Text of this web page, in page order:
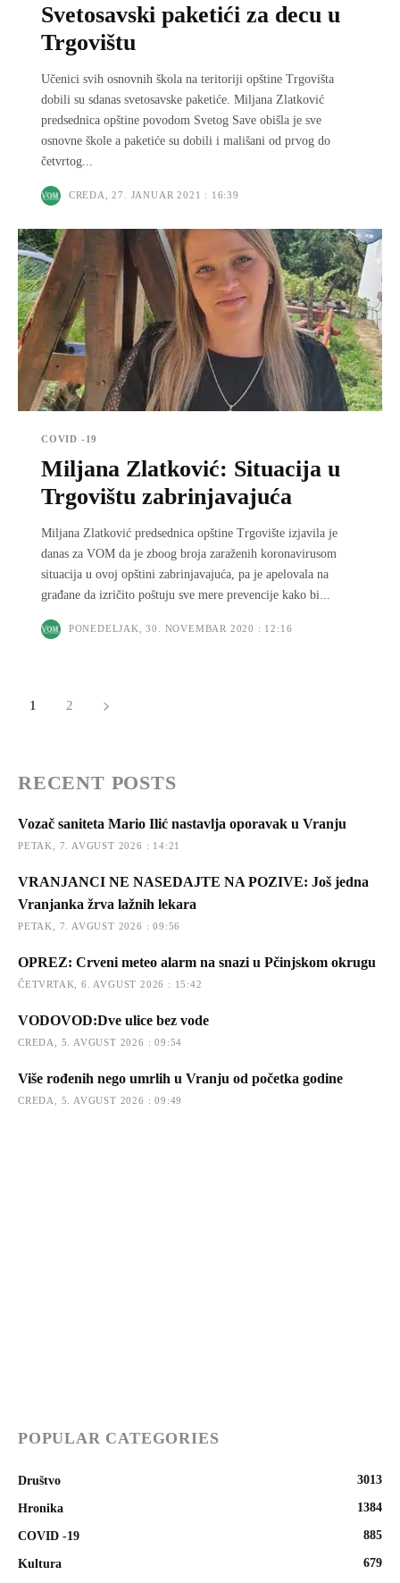
Svetosavski paketići za decu u
Trgovištu
Učenici svih osnovnih škola na teritoriji opštine Trgovišta
dobili su sdanas svetosavske paketiće. Miljana Zlatković
predsednica opštine povodom Svetog Save obišla je sve
osnovne škole a paketiće su dobili i mališani od prvog do
četvrtog...
CREDA, 27. JANUAR 2021 : 16:39
COVID -19
Miljana Zlatković: Situacija u
Trgovištu zabrinjavajuća
Miljana Zlatković predsednica opštine Trgovište izjavila je
danas za VOM da je zboog broja zaraženih koronavirusom
situacija u ovoj opštini zabrinjavajuća, pa je apelovala na
građane da izričito poštuju sve mere prevencije kako bi...
PONEDELJAK, 30. NOVEMBAR 2020 : 12:16
1 2
RECENT POSTS
Vozač saniteta Mario Ilić nastavlja oporavak u Vranju
PETAK, 7. AVGUST 2026 : 14:21
VRANJANCI NE NASEDAJTE NA POZIVE: Još jedna
Vranjanka žrva lažnih lekara
PETAK, 7. AVGUST 2026 : 09:56
OPREZ: Crveni meteo alarm na snazi u Pčinjskom okrugu
ČETVRTAK, 6. AVGUST 2026 : 15:42
VODOVOD:Dve ulice bez vode
CREDA, 5. AVGUST 2026 : 09:54
Više rođenih nego umrlih u Vranju od početka godine
CREDA, 5. AVGUST 2026 : 09:49
POPULAR CATEGORIES
Društvo 3013
Hronika 1384
COVID -19 885
Kultura 679